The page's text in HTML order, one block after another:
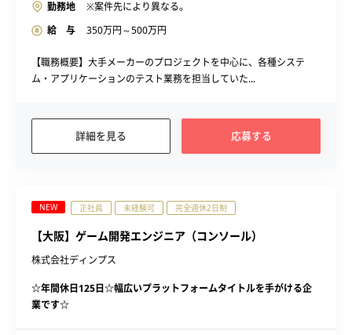
勤務地
※案件先により異なる。
給 与
350万円～500万円
【職務概要】大手メーカーのプロジェクトを中心に、各種システ
ム・アプリケーションのテスト業務を担当していた...
詳細を見る 応募する
NEW 正社員 未経験可 完全週休2日制
【大阪】ゲーム開発エンジニア（コンソール）
株式会社ディンプス
☆年間休日125日☆幅広いプラットフォームタイトルを手がける企
業です☆